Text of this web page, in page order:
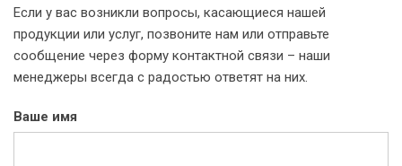
Если у вас возникли вопросы, касающиеся нашей
продукции или услуг, позвоните нам или отправьте
сообщение через форму контактной связи – наши
менеджеры всегда с радостью ответят на них.
Ваше имя